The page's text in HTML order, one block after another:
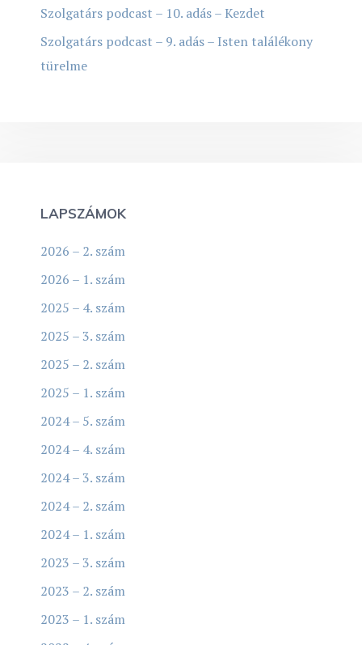
Szolgatárs podcast – 10. adás – Kezdet
Szolgatárs podcast – 9. adás – Isten találékony
türelme
LAPSZÁMOK
2026 – 2. szám
2026 – 1. szám
2025 – 4. szám
2025 – 3. szám
2025 – 2. szám
2025 – 1. szám
2024 – 5. szám
2024 – 4. szám
2024 – 3. szám
2024 – 2. szám
2024 – 1. szám
2023 – 3. szám
2023 – 2. szám
2023 – 1. szám